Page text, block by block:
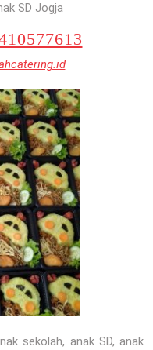
SD Jogja
sekolah, anak SD, anak